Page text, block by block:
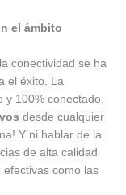
el ámbito
conectividad se ha
el éxito. La
100% conectado,
desde cualquier
Y ni hablar de la
de alta calidad
efectivas como las